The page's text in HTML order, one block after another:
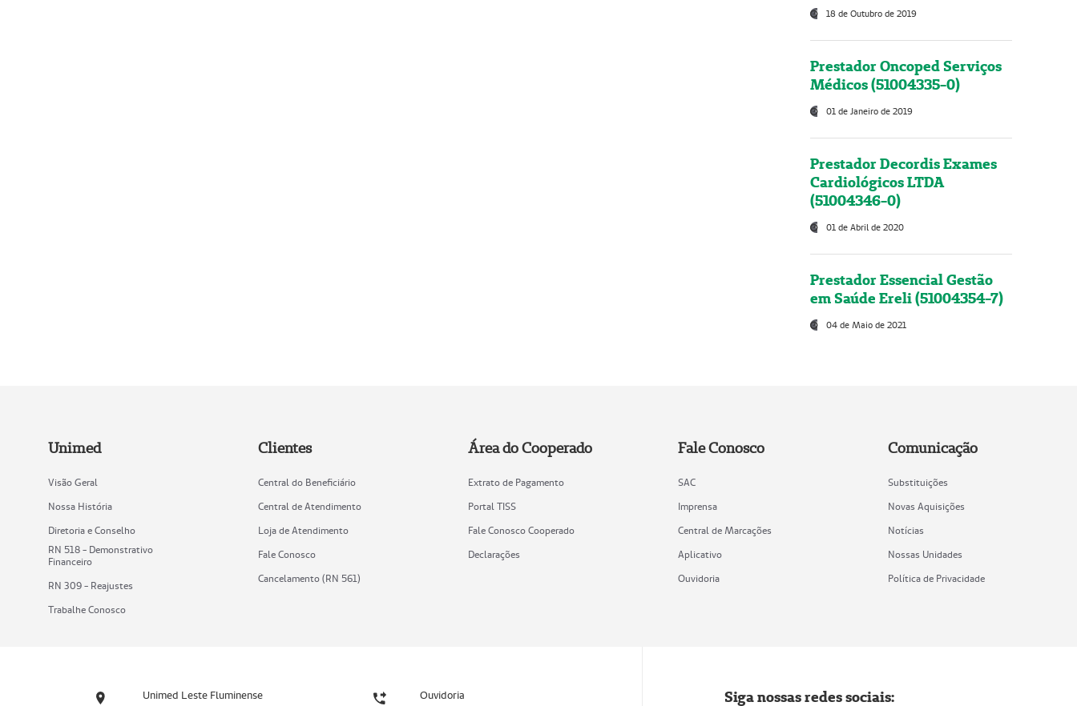
18 de Outubro de 2019
Prestador Oncoped Serviços
Médicos (51004335-0)
01 de Janeiro de 2019
Prestador Decordis Exames
Cardiológicos LTDA
(51004346-0)
01 de Abril de 2020
Prestador Essencial Gestão
em Saúde Ereli (51004354-7)
04 de Maio de 2021
Unimed
Visão Geral
Nossa História
Diretoria e Conselho
RN 518 - Demonstrativo
Financeiro
RN 309 - Reajustes
Trabalhe Conosco
Clientes
Central do Beneficiário
Central de Atendimento
Loja de Atendimento
Fale Conosco
Cancelamento (RN 561)
Área do Cooperado
Extrato de Pagamento
Portal TISS
Fale Conosco Cooperado
Declarações
Fale Conosco
SAC
Imprensa
Central de Marcações
Aplicativo
Ouvidoria
Comunicação
Substituições
Novas Aquisições
Notícias
Nossas Unidades
Política de Privacidade
Unimed Leste Fluminense Ouvidoria Siga nossas redes sociais: